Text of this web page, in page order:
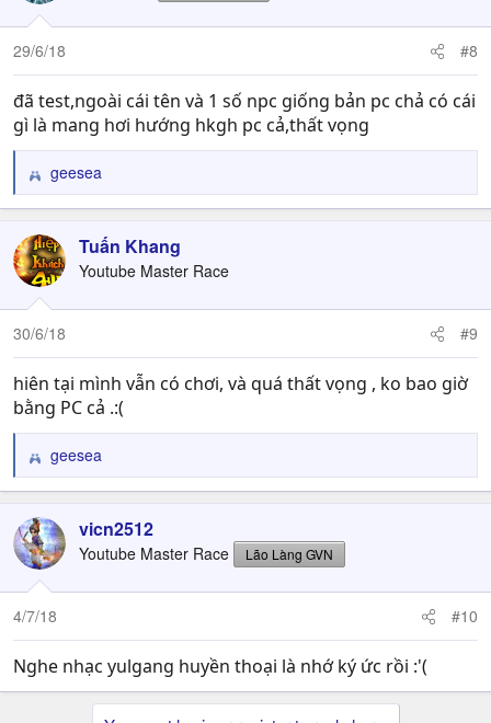
29/6/18 #8
đã test,ngoài cái tên và 1 số npc giống bản pc chả có cái
gì là mang hơi hướng hkgh pc cả,thất vọng
R
e
c
t
i
o
n
geesea
Tuấn Khang
Youtube Master Race
30/6/18 #9
hiên tại mình vẫn có chơi, và quá thất vọng , ko bao giờ
bằng PC cả .:(
R
e
c
t
i
o
n
geesea
vicn2512
Youtube Master Race Lão Làng GVN
4/7/18 #10
Nghe nhạc yulgang huyền thoại là nhớ ký ức rồi :'(